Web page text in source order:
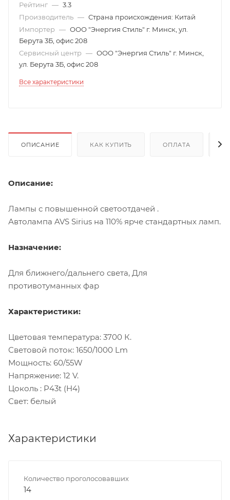
Рейтинг — 3.3
Производитель — Страна происхождения: Китай
Импортер — ООО "Энергия Стиль" г. Минск, ул.
Берута 3Б, офис 208
Сервисный центр — ООО "Энергия Стиль" г. Минск,
ул. Берута 3Б, офис 208
Все характеристики
ОПИСАНИЕ КАК КУПИТЬ ОПЛАТА
Описание:
Лампы с повышенной светоотдачей .
Автолампа AVS Sirius на 110% ярче стандартных ламп.
Назначение:
Для ближнего/дальнего света, Для
противотуманных фар
Характеристики:
Цветовая температура: 3700 К.
Световой поток: 1650/1000 Lm
Мощность: 60/55W
Напряжение: 12 V.
Цоколь : P43t (H4)
Свет: белый
Характеристики
Количество проголосовавших
14